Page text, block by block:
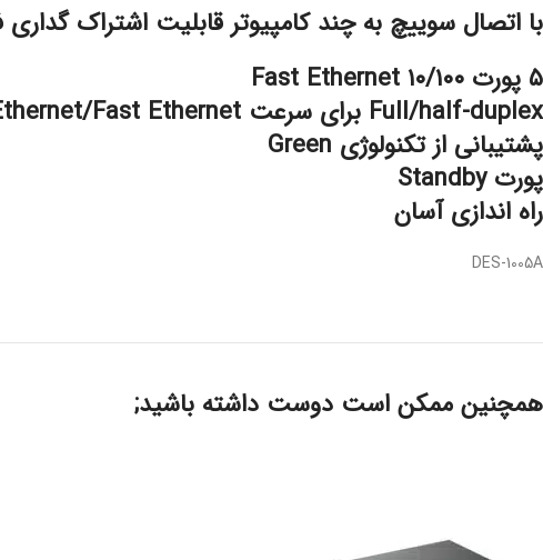
با اتصال سوییچ به چند کامپیوتر قابلیت اشتراک
۵ پورت ۱۰/۱۰۰ Fast Ethernet
Full/half-duplex برای سرعت Ethernet/Fast Ethernet
پشتیبانی از تکنولوژی Green
پورت Standby
راه اندازی آسان
DES-1005A
همچنین ممکن است دوست داشته باشید;